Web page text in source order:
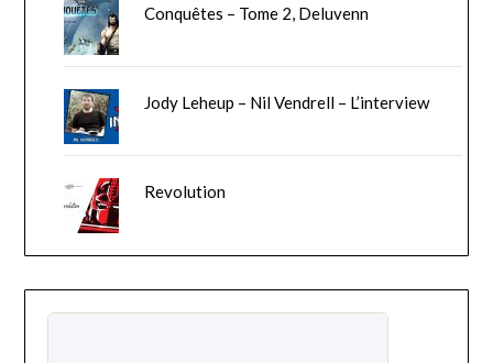
Conquêtes – Tome 2, Deluvenn
Jody Leheup – Nil Vendrell – L’interview
Revolution